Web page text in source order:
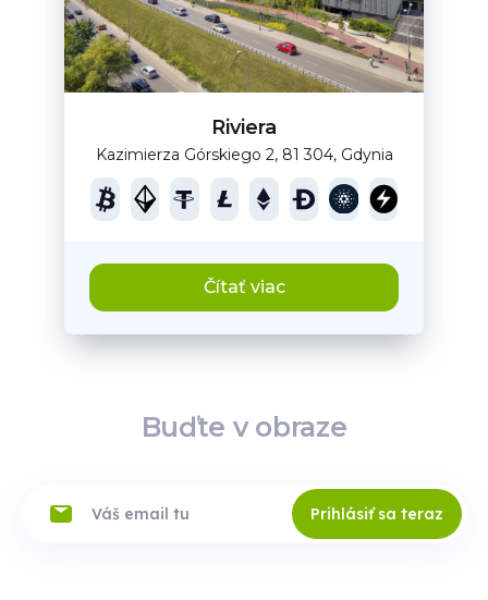
Riviera
Kazimierza Górskiego 2, 81 304, Gdynia
Čítať viac
Buďte v obraze
Prihlásiť sa teraz